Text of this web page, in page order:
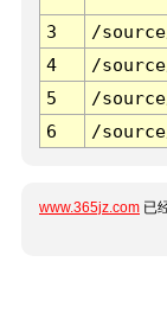
3 /
4
/
5
/
6
/
www.365jz.com 已